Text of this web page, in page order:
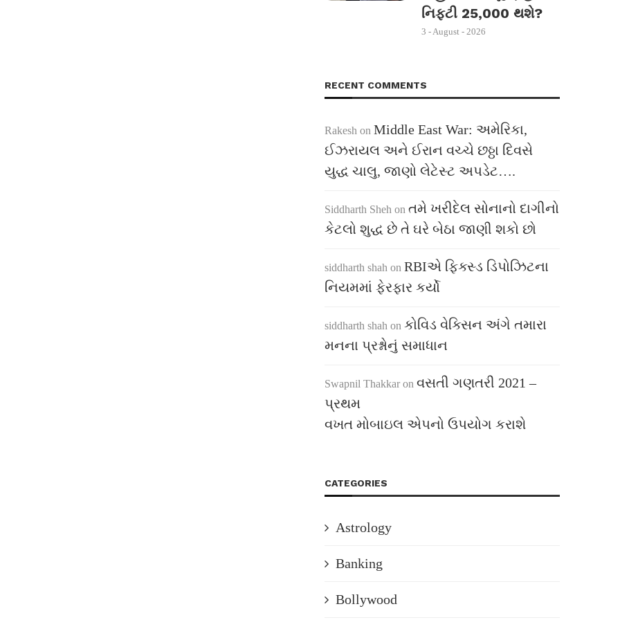
નિફ્ટી 25,000 થશે?
3 - August - 2026
RECENT COMMENTS
Rakesh on Middle East War: અમેરિકા,
ઈઝરાયલ અને ઈરાન વચ્ચે છઠ્ઠા દિવસે
યુદ્ધ ચાલુ, જાણો લેટેસ્ટ અપડેટ….
Siddharth Sheh on તમે ખરીદેલ સોનાનો દાગીનો
કેટલો શુદ્ધ છે તે ઘરે બેઠા જાણી શકો છો
siddharth shah on RBIએ ફિક્સ્ડ ડિપોઝિટના
નિયમમાં ફેરફાર કર્યો
siddharth shah on કોવિડ વેક્સિન અંગે તમારા
મનના પ્રશ્નોનું સમાધાન
Swapnil Thakkar on વસતી ગણતરી 2021 –
પ્રથમ
વખત મોબાઇલ એપનો ઉપયોગ કરાશે
CATEGORIES
Astrology
Banking
Bollywood